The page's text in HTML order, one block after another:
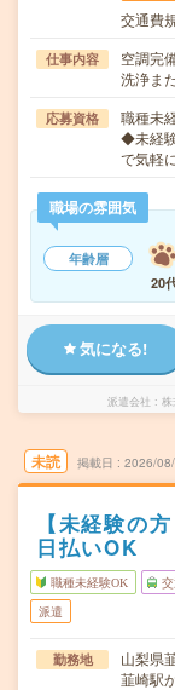
交通費
仕事内容
空調完
洗浄ま
応募資格
職種未
◆未経
で気軽
職場の雰囲気
年齢層
20
気になる!
派遣会社 株
未読 掲載日 2026/
【未経験の
日払いOK
職種未経験OK
派遣
勤務地
山梨県
韮崎駅